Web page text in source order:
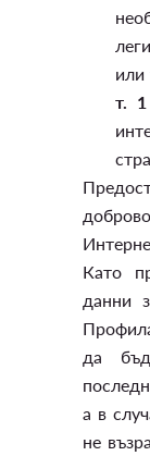
или
т.
Като
данни
да
а в
не